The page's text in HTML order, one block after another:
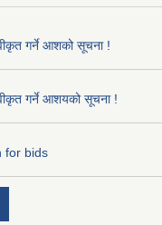
गर्ने आशको सूचना !
गर्ने आशयको सूचना !
for bids